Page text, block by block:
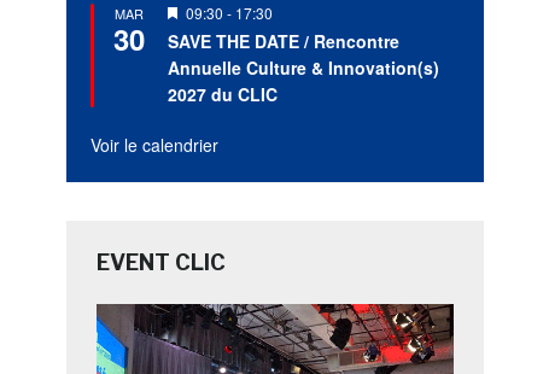
MAR
30
Mis
en
avant
09:30 - 17:30
SAVE THE DATE / Rencontre
Annuelle Culture & Innovation(s)
2027 du CLIC
Voir le calendrier
EVENT CLIC